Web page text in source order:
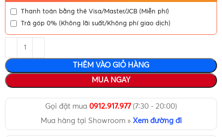
Thanh toán bằng thẻ Visa/Master/JCB (Miễn phí)
Trả góp 0% (Không lãi suất/Không phí giao dịch)
THÊM VÀO GIỎ HÀNG
MUA NGAY
Gọi đặt mua 0912.917.977(7:30 - 20:00)
Mua hàng tại Showroom » Xem đường đi